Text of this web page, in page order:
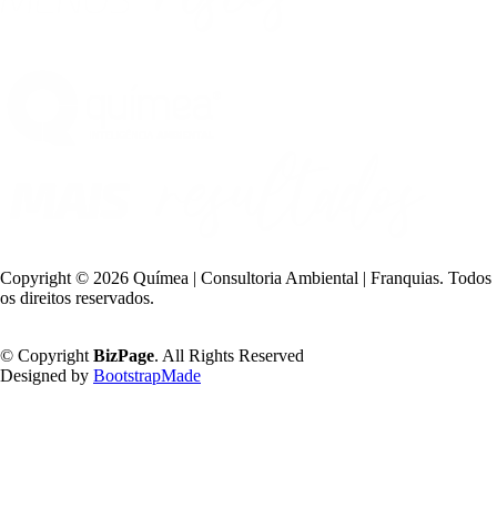
Copyright © 2026 Químea | Consultoria Ambiental | Franquias. Todos
os direitos reservados.
© CopyrightBizPage. All Rights Reserved
Designed by BootstrapMade